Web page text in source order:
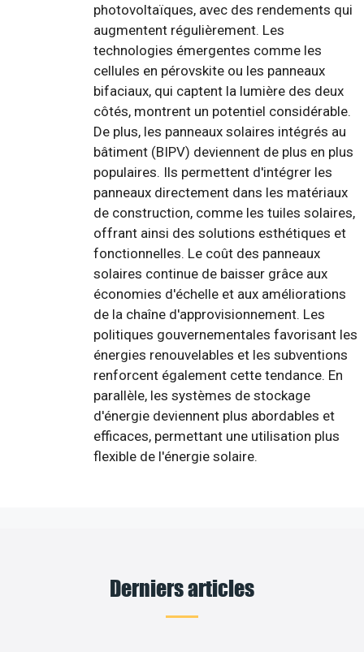
photovoltaïques, avec des rendements qui
augmentent régulièrement. Les
technologies émergentes comme les
cellules en pérovskite ou les panneaux
bifaciaux, qui captent la lumière des deux
côtés, montrent un potentiel considérable.
De plus, les panneaux solaires intégrés au
bâtiment (BIPV) deviennent de plus en plus
populaires. Ils permettent d'intégrer les
panneaux directement dans les matériaux
de construction, comme les tuiles solaires,
offrant ainsi des solutions esthétiques et
fonctionnelles. Le coût des panneaux
solaires continue de baisser grâce aux
économies d'échelle et aux améliorations
de la chaîne d'approvisionnement. Les
politiques gouvernementales favorisant les
énergies renouvelables et les subventions
renforcent également cette tendance. En
parallèle, les systèmes de stockage
d'énergie deviennent plus abordables et
efficaces, permettant une utilisation plus
flexible de l'énergie solaire.
Derniers articles